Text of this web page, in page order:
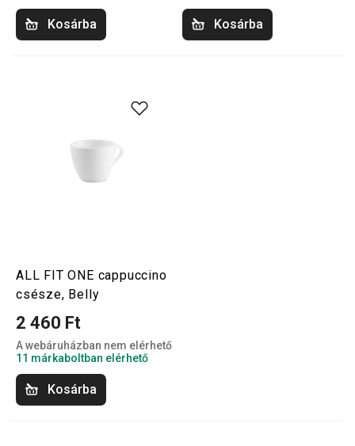
Kosárba Kosárba
ALL FIT ONE cappuccino
csésze, Belly
2 460 Ft
A webáruházban nem elérhető
11 márkaboltban elérhető
Kosárba